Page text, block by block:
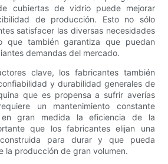
cubiertas de vidrio puede mejorar
de producción. Esto no sólo
satisfacer las diversas necesidades
que también garantiza que puedan
demandas del mercado.
clave, los fabricantes también
y durabilidad generales de
que es propensa a sufrir averías
un mantenimiento constante
en gran medida la eficiencia de la
que los fabricantes elijan una
para durar y que pueda
la producción de gran volumen.